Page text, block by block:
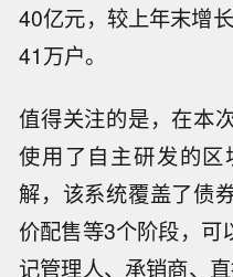
40亿元，较上年末增
41万户。
值得关注的是，在本
使用了自主研发的
解，该系统覆盖了债
价配售等3个阶段，可
记管理人、承销商、